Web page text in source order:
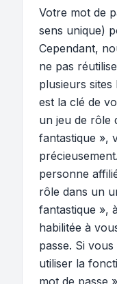
Votre mot de
sens unique)
Cependant,
ne pas
plusieurs
est la clé de
un jeu de rôle
fantastique »,
personne
rôle dans un
fantastique »,
habilitée à
passe. Si
utiliser la
mot de passe